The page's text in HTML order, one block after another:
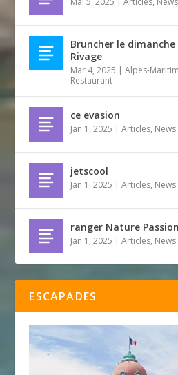
Bruncher le
Rivage
Mar 4, 2025 |Alpes-
Restaurant
ce evasion
Jan 1, 2025 |Articles,
jetscool
Jan 1, 2025 |Articles,
ranger Nature Passion
Jan 1, 2025 |Articles,
ESCAPADES